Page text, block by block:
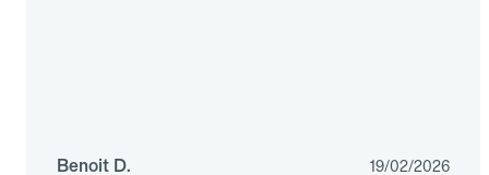
Benoit D. 19/02/2026